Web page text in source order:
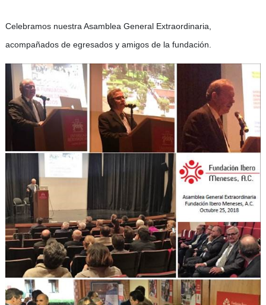
Celebramos nuestra Asamblea General Extraordinaria,
acompañados de egresados y amigos de la fundación.